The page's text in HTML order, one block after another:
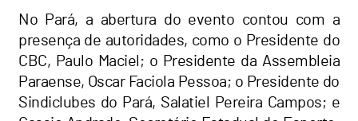
No Pará, a abertura do evento contou com a
presença de autoridades, como o Presidente do
CBC, Paulo Maciel; o Presidente da Assembleia
Paraense, Oscar Faciola Pessoa; o Presidente do
Sindiclubes do Pará, Salatiel Pereira Campos; e